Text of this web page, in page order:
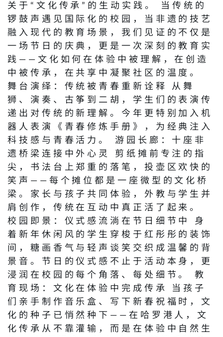
关于“文化传承”的生动实践。 当传统的
锣鼓声遇见国际化的校园，当非遗的技艺
融入现代的教育场景，我们见证的不仅是
一场节日的庆典，更是一次深刻的教育实
践——文化如何在体验中被理解，在创造
中被传承，在共享中凝聚社区的温度。
舞台演绎：传统被青春重新诠释 从舞
狮、演奏、古筝到二胡，学生们的表演传
递出对传统的新理解。今年更特别加入机
器人表演《青春修炼手册》，为经典注入
科技感与青春活力。 游园长廊：十座非
遗桥梁连接中外心灵 剪纸摊前专注的指
尖，书法台上郑重的落笔，投壶区欢快的
笑声——每个摊位都是一座微型的文化桥
梁。家长与孩子共同体验，外教与学生并
肩创作，传统在互动中真正活了起来。
校园即景：仪式感流淌在节日细节中 身
着新年休闲风的学生穿梭于红彤彤的装饰
间，糖画香气与轻声谈笑交织成温馨的背
景音。节日的仪式感不止于活动本身，更
浸润在校园的每个角落、每处细节。 教
育现场：文化在体验中完成传承 当孩子
们亲手制作音乐盒、写下新春祝福时，文
化的种子已悄然种下——在哈罗港人，文
化传承从不靠灌输，而是在体验中自然生